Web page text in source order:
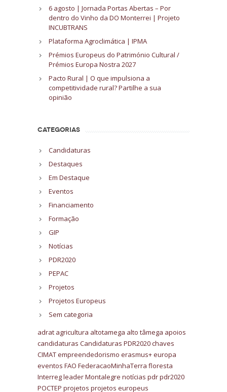
6 agosto | Jornada Portas Abertas – Por
dentro do Vinho da DO Monterrei | Projeto
INCUBTRANS
Plataforma Agroclimática | IPMA
Prémios Europeus do Património Cultural /
Prémios Europa Nostra 2027
Pacto Rural | O que impulsiona a
competitividade rural? Partilhe a sua
opinião
CATEGORIAS
Candidaturas
Destaques
Em Destaque
Eventos
Financiamento
Formação
GIP
Notícias
PDR2020
PEPAC
Projetos
Projetos Europeus
Sem categoria
adrat agricultura altotamega alto tâmega apoios
candidaturas Candidaturas PDR2020chaves
CIMATempreendedorismo erasmus+europa
eventos FAO FederacaoMinhaTerra floresta
InterregleaderMontalegre notícias pdrpdr2020
POCTEP projetos projetos europeus